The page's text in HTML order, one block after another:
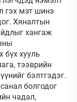
гэх мэт шинэ
Хяналтын
хангаж
бүх хууль
тээврийн
бэлтгэдэг.
болгодог
чадал,